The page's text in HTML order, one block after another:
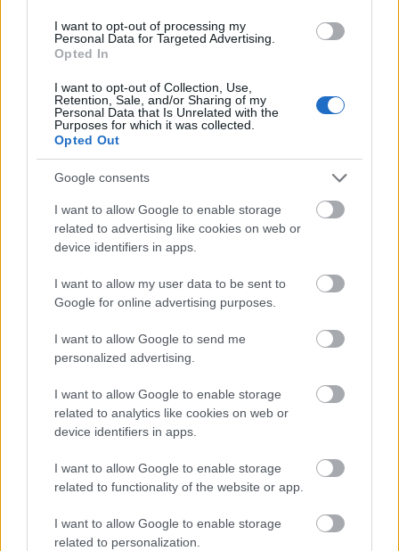
I want to opt-out of processing my
Personal Data for Targeted Advertising.
Opted In
I want to opt-out of Collection, Use,
Retention, Sale, and/or Sharing of my
Personal Data that Is Unrelated with the
Purposes for which it was collected.
Opted Out
Google consents
I want to allow Google to enable storage
related to advertising like cookies on web or
device identifiers in apps.
I want to allow my user data to be sent to
Google for online advertising purposes.
I want to allow Google to send me
personalized advertising.
I want to allow Google to enable storage
related to analytics like cookies on web or
device identifiers in apps.
I want to allow Google to enable storage
related to functionality of the website or app.
I want to allow Google to enable storage
related to personalization.
Aranyborjú - A Madáchba érkezik
szinhazhu•2014. április 24.
Április 25-én mutatja be a Madách Színház Horváth
Péter - Fekete György - Gerendás Péter: Aranyborjú
című zenés játékát, mely a II. Madách Musical
Pályázaton megosztva nyert első helyet. A Stúdió
Színpad új előadásához a Madách TV készített
ajánlót.